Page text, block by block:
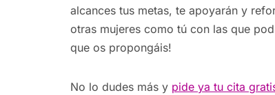
alcances tus metas, te apoyarán y
otras mujeres como tú con las que
que os propongáis!
No lo dudes más y pide ya tu cita